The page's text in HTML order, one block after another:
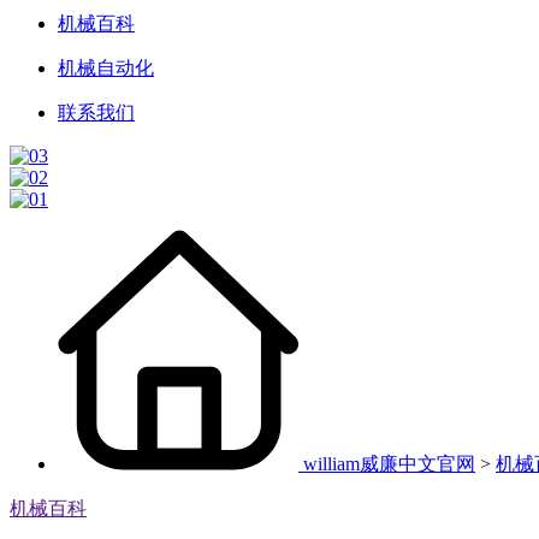
机械百科
机械自动化
联系我们
william威廉中文官网 > 机械
机械百科